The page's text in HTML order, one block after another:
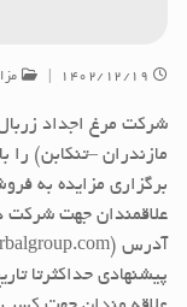
۱۴۰۲/۱۲/۱۹
شرکت مرغ اجداد
برگزاری مزایده به
علاقمندان جهت شرکت